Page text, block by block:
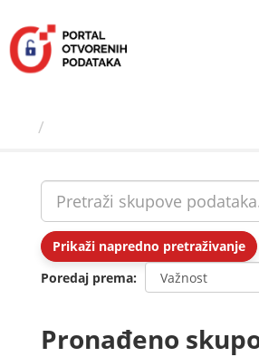
sadržaj
Prikaži napredno pretraživanje
Poredaj prema
Pronađeno